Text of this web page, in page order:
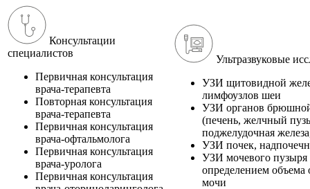
Консультации
специалистов
Первичная консультация
врача-терапевта
Повторная консультация
врача-терапевта
Первичная консультация
врача-офтальмолога
Первичная консультация
врача-уролога
Первичная консультация
Ультразвуковые
УЗИ щитовидной
лимфоузлов шеи
УЗИ органов
(печень, желчный
поджелудочная
УЗИ почек,
УЗИ мочевого пузыря
определением объема
мочи